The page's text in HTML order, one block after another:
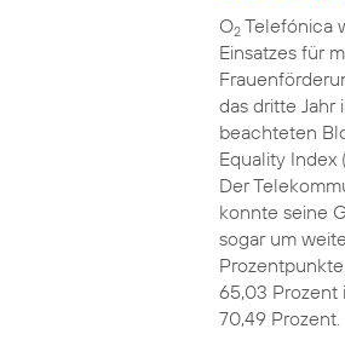
O2Telefónica
Einsatzes für
das dritte Jahr
beachteten
Equality Index
Der
konnte seine
sogar um
65,03 Prozent
70,49 Prozent.